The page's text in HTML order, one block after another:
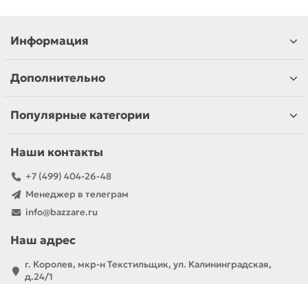
Информация
Дополнительно
Популярные категории
Наши контакты
+7 (499) 404-26-48
Менеджер в телеграм
info@bazzare.ru
Наш адрес
г. Королев, мкр-н Текстильщик, ул. Калининградская,
д.24/1